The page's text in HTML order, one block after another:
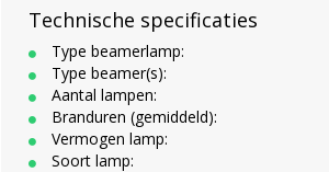
Technische specificaties
Type beamerlamp:
Type beamer(s):
Aantal lampen:
Branduren (gemiddeld):
Vermogen lamp:
Soort lamp: